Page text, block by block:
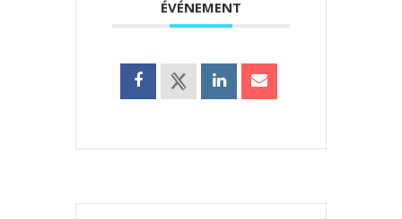
ÉVÉNEMENT